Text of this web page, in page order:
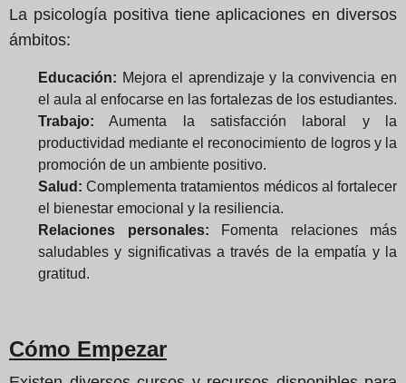
La psicología positiva tiene aplicaciones en diversos
ámbitos:
Educación: Mejora el aprendizaje y la convivencia en
el aula al enfocarse en las fortalezas de los estudiantes.
Trabajo: Aumenta la satisfacción laboral y la
productividad mediante el reconocimiento de logros y la
promoción de un ambiente positivo.
Salud: Complementa tratamientos médicos al fortalecer
el bienestar emocional y la resiliencia.
Relaciones personales: Fomenta relaciones más
saludables y significativas a través de la empatía y la
gratitud.
Cómo Empezar